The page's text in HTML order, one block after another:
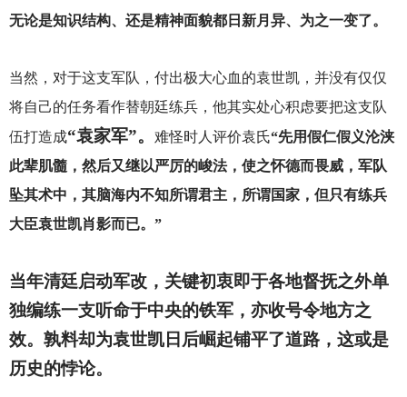
无论是知识结构、还是精神面貌都日新月异、为之一变了。
当然，对于这支军队，付出极大心血的袁世凯，并没有仅仅
将自己的任务看作替朝廷练兵，他其实处心积虑要把这支队
伍打造成“袁家军”。 难怪时人评价袁氏“先用假仁假义沦浃
此辈肌髓，然后又继以严厉的峻法，使之怀德而畏威，军队
坠其术中，其脑海内不知所谓君主，所谓国家，但只有练兵
大臣袁世凯肖影而已。”
当年清廷启动军改，关键初衷即于各地督抚之外单
独编练一支听命于中央的铁军，亦收号令地方之
效。孰料却为袁世凯日后崛起铺平了道路，这或是
历史的悖论。